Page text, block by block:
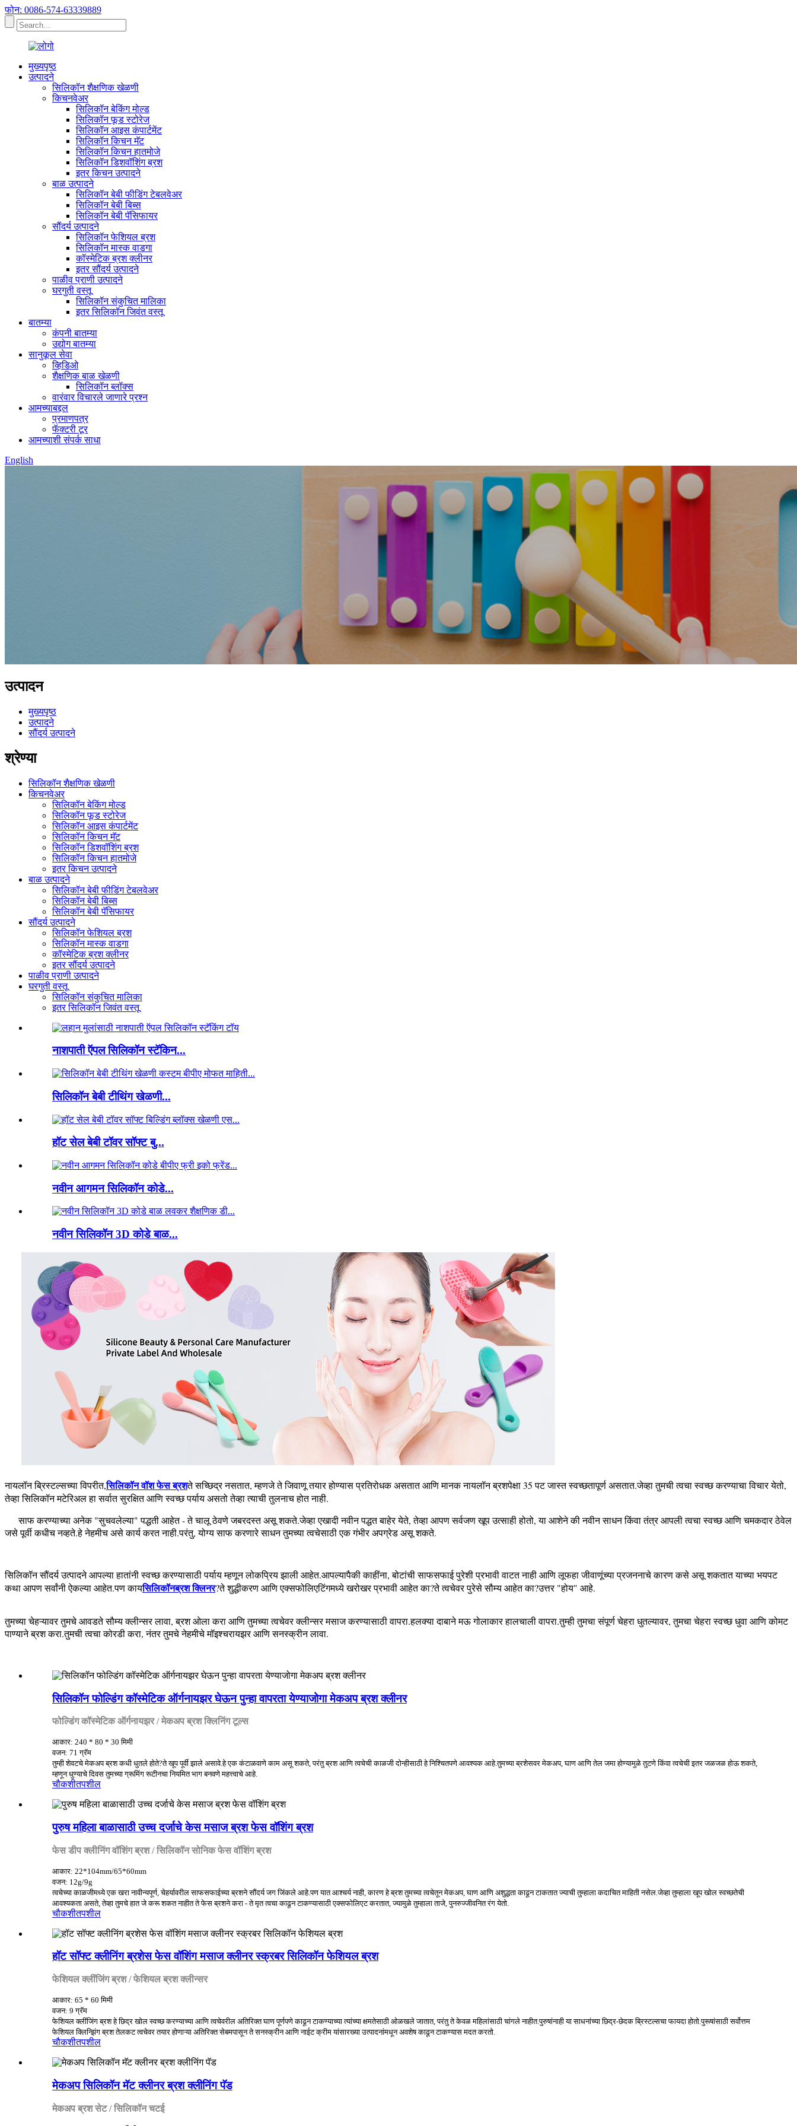
फोन: 0086-574-63339889
मुख्यपृष्ठ
उत्पादने
सिलिकॉन शैक्षणिक खेळणी
किचनवेअर
सिलिकॉन बेकिंग मोल्ड
सिलिकॉन फूड स्टोरेज
सिलिकॉन आइस कंपार्टमेंट
सिलिकॉन किचन मॅट
सिलिकॉन किचन हातमोजे
सिलिकॉन डिशवॉशिंग ब्रश
इतर किचन उत्पादने
बाळ उत्पादने
सिलिकॉन बेबी फीडिंग टेबलवेअर
सिलिकॉन बेबी बिब्स
सिलिकॉन बेबी पॅसिफायर
सौंदर्य उत्पादने
सिलिकॉन फेशियल ब्रश
सिलिकॉन मास्क वाडगा
कॉस्मेटिक ब्रश क्लीनर
इतर सौंदर्य उत्पादने
पाळीव प्राणी उत्पादने
घरगुती वस्तू
सिलिकॉन संकुचित मालिका
इतर सिलिकॉन जिवंत वस्तू
बातम्या
कंपनी बातम्या
उद्योग बातम्या
सानुकूल सेवा
व्हिडिओ
शैक्षणिक बाळ खेळणी
सिलिकॉन ब्लॉक्स
वारंवार विचारले जाणारे प्रश्न
आमच्याबद्दल
प्रमाणपत्र
फॅक्टरी टूर
आमच्याशी संपर्क साधा
English
उत्पादन
मुख्यपृष्ठ
उत्पादने
सौंदर्य उत्पादने
श्रेण्या
सिलिकॉन शैक्षणिक खेळणी
किचनवेअर
सिलिकॉन बेकिंग मोल्ड
सिलिकॉन फूड स्टोरेज
सिलिकॉन आइस कंपार्टमेंट
सिलिकॉन किचन मॅट
सिलिकॉन डिशवॉशिंग ब्रश
सिलिकॉन किचन हातमोजे
इतर किचन उत्पादने
बाळ उत्पादने
सिलिकॉन बेबी फीडिंग टेबलवेअर
सिलिकॉन बेबी बिब्स
सिलिकॉन बेबी पॅसिफायर
सौंदर्य उत्पादने
सिलिकॉन फेशियल ब्रश
सिलिकॉन मास्क वाडगा
कॉस्मेटिक ब्रश क्लीनर
इतर सौंदर्य उत्पादने
पाळीव प्राणी उत्पादने
घरगुती वस्तू
सिलिकॉन संकुचित मालिका
इतर सिलिकॉन जिवंत वस्तू
नाशपाती ऍपल सिलिकॉन स्टॅकिन...
सिलिकॉन बेबी टीथिंग खेळणी...
हॉट सेल बेबी टॉवर सॉफ्ट बु...
नवीन आगमन सिलिकॉन कोडे...
नवीन सिलिकॉन 3D कोडे बाळ...
नायलॉन ब्रिस्टल्सच्या विपरीत,सिलिकॉन वॉश फेस ब्रशते सच्छिद्र नसतात, म्हणजे ते जिवाणू तयार होण्यास प्रतिरोधक असतात आणि मानक नायलॉन ब्रशपेक्षा 35 पट जास्त स्वच्छतापूर्ण असतात.जेव्हा तुमची त्वचा स्वच्छ करण्याचा विचार येतो,
तेव्हा सिलिकॉन मटेरिअल हा सर्वात सुरक्षित आणि स्वच्छ पर्याय असतो तेव्हा त्याची तुलनाच होत नाही.
साफ करण्याच्या अनेक "सुचवलेल्या" पद्धती आहेत - ते चालू ठेवणे जबरदस्त असू शकते.जेव्हा एखादी नवीन पद्धत बाहेर येते, तेव्हा आपण सर्वजण खूप उत्साही होतो, या आशेने की नवीन साधन किंवा तंत्र आपली त्वचा स्वच्छ आणि चमकदार ठेवेल
जसे पूर्वी कधीच नव्हते.हे नेहमीच असे कार्य करत नाही.परंतु, योग्य साफ करणारे साधन तुमच्या त्वचेसाठी एक गंभीर अपग्रेड असू शकते.
सिलिकॉन सौंदर्य उत्पादने आपल्या हातांनी स्वच्छ करण्यासाठी पर्याय म्हणून लोकप्रिय झाली आहेत.आपल्यापैकी काहींना, बोटांची साफसफाई पुरेशी प्रभावी वाटत नाही आणि लूफहा जीवाणूंच्या प्रजननाचे कारण कसे असू शकतात याच्या भयपट
कथा आपण सर्वांनी ऐकल्या आहेत.पण कायसिलिकॉनब्रश क्लिनर?ते शुद्धीकरण आणि एक्सफोलिएटिंगमध्ये खरोखर प्रभावी आहेत का?ते त्वचेवर पुरेसे सौम्य आहेत का?उत्तर "होय" आहे.
तुमच्या चेहऱ्यावर तुमचे आवडते सौम्य क्लीन्सर लावा, ब्रश ओला करा आणि तुमच्या त्वचेवर क्लीन्सर मसाज करण्यासाठी वापरा.हलक्या दाबाने मऊ गोलाकार हालचाली वापरा.तुम्ही तुमचा संपूर्ण चेहरा धुतल्यावर, तुमचा चेहरा स्वच्छ धुवा आणि कोमट
पाण्याने ब्रश करा.तुमची त्वचा कोरडी करा, नंतर तुमचे नेहमीचे मॉइश्चरायझर आणि सनस्क्रीन लावा.
सिलिकॉन फोल्डिंग कॉस्मेटिक ऑर्गनायझर घेऊन पुन्हा वापरता येण्याजोगा मेकअप ब्रश क्लीनर
फोल्डिंग कॉस्मेटिक ऑर्गनायझर / मेकअप ब्रश क्लिनिंग टूल्स
आकार: 240 * 80 * 30 मिमी
वजन: 71 ग्रॅम
तुम्ही शेवटचे मेकअप ब्रश कधी धुतले होते?ते खूप पूर्वी झाले असावे.हे एक कंटाळवाणे काम असू शकते, परंतु ब्रश आणि त्वचेची काळजी दोन्हीसाठी हे निश्चितपणे आवश्यक आहे.तुमच्या ब्रशेसवर मेकअप, घाण आणि तेल जमा होण्यामुळे तुटणे किंवा त्वचेची इतर जळजळ होऊ शकते,
म्हणून धुण्याचे दिवस तुमच्या ग्रूमिंग रूटीनचा नियमित भाग बनवणे महत्त्वाचे आहे.
चौकशीतपशील
पुरुष महिला बाळासाठी उच्च दर्जाचे केस मसाज ब्रश फेस वॉशिंग ब्रश
फेस डीप क्लीनिंग वॉशिंग ब्रश / सिलिकॉन सोनिक फेस वॉशिंग ब्रश
आकार: 22*104mm/65*60mm
वजन: 12g/9g
त्वचेच्या काळजीमध्ये एक खरा नावीन्यपूर्ण, चेहर्यावरील साफसफाईच्या ब्रशने सौंदर्य जग जिंकले आहे.पण यात आश्चर्य नाही, कारण हे ब्रश तुमच्या त्वचेतून मेकअप, घाण आणि अशुद्धता काढून टाकतात ज्याची तुम्हाला कदाचित माहिती नसेल.जेव्हा तुम्हाला खूप खोल स्वच्छतेची
आवश्यकता असते, तेव्हा तुमचे हात जे करू शकत नाहीत ते फेस ब्रशने करा - ते मृत त्वचा काढून टाकण्यासाठी एक्सफोलिएट करतात, ज्यामुळे तुम्हाला ताजे, पुनरुज्जीवनित रंग येतो.
चौकशीतपशील
हॉट सॉफ्ट क्लीनिंग ब्रशेस फेस वॉशिंग मसाज क्लीनर स्क्रबर सिलिकॉन फेशियल ब्रश
फेशियल क्लींजिंग ब्रश / फेशियल ब्रश क्लीन्सर
आकार: 65 * 60 मिमी
वजन: 9 ग्रॅम
फेशियल क्लींजिंग ब्रश हे छिद्र खोल स्वच्छ करण्याच्या आणि त्वचेवरील अतिरिक्त घाण पूर्णपणे काढून टाकण्याच्या त्यांच्या क्षमतेसाठी ओळखले जातात, परंतु ते केवळ महिलांसाठी चांगले नाहीत.पुरुषांनाही या साधनांच्या छिद्र-छेदक ब्रिस्टल्सचा फायदा होतो.पुरूषांसाठी सर्वोत्तम
फेशियल क्लिन्झिंग ब्रश तेलकट त्वचेवर तयार होणाऱ्या अतिरिक्त सेबमपासून ते सनस्क्रीन आणि नाईट क्रीम यांसारख्या उत्पादनांमधून अवशेष काढून टाकण्यास मदत करतो.
चौकशीतपशील
मेकअप सिलिकॉन मॅट क्लीनर ब्रश क्लीनिंग पॅड
मेकअप ब्रश सेट / सिलिकॉन चटई